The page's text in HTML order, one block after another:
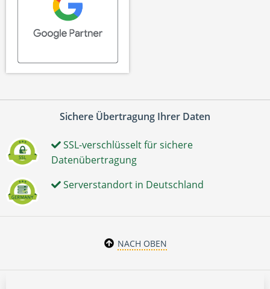
Sichere Übertragung Ihrer Daten
SSL-verschlüsselt für sichere
Datenübertragung
Serverstandort in Deutschland
NACH OBEN